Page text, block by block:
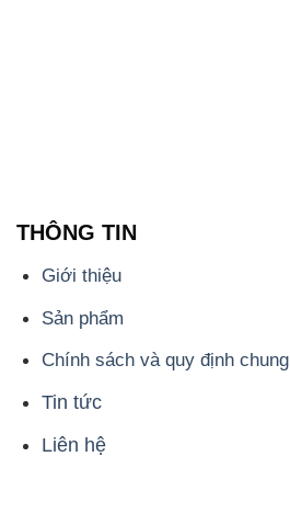
THÔNG TIN
Giới thiệu
Sản phẩm
Chính sách và quy định chung
Tin tức
Liên hệ